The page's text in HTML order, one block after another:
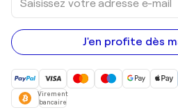
votre
adresse
e-
mail
J'en profite dès
Virement
bancaire